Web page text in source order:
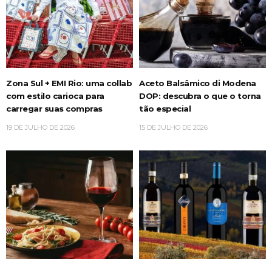
Zona Sul + EMI Rio: uma collab
com estilo carioca para
carregar suas compras
19 DE JULHO DE 2026
Aceto Balsâmico di Modena
DOP: descubra o que o torna
tão especial
15 DE JULHO DE 2026